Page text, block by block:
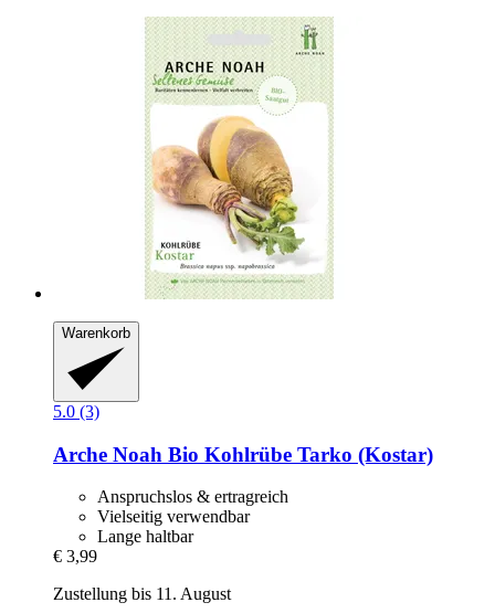
Warenkorb
5.0 (3)
Arche Noah Bio Kohlrübe Tarko (Kostar)
Anspruchslos & ertragreich
Vielseitig verwendbar
Lange haltbar
€ 3,99
Zustellung bis 11. August